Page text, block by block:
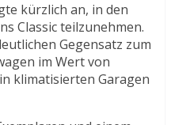
kürzlich an, in den
Classic teilzunehmen.
Gegensatz zum
im Wert von
klimatisierten Garagen